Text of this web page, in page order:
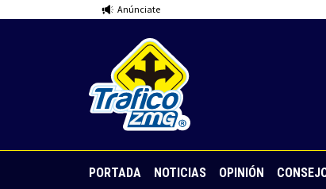
Anúnciate
PORTADA NOTICIAS OPINIÓN